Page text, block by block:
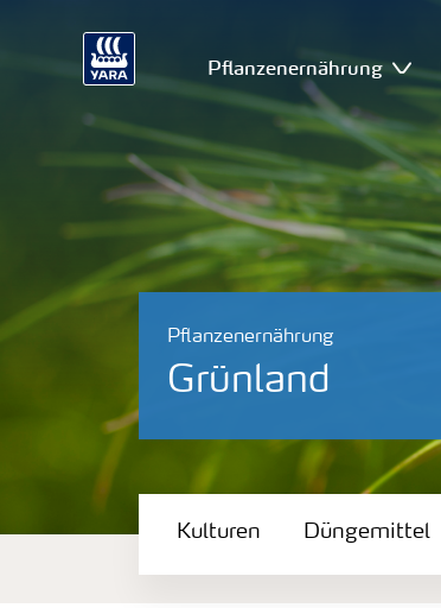
Pflanzenernährung
Pflanzenernährung
Grünland
Kulturen Düngemittel